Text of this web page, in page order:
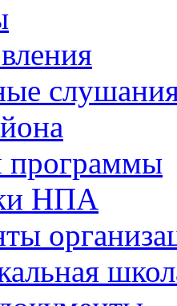
НПА